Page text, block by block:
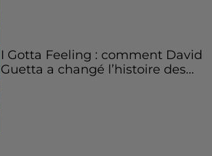
I Gotta Feeling : comment David
Guetta a changé l’histoire des...